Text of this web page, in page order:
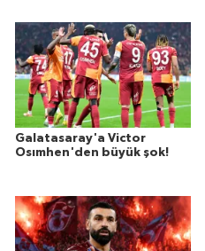
Galatasaray'a Victor
Osımhen'den büyük şok!